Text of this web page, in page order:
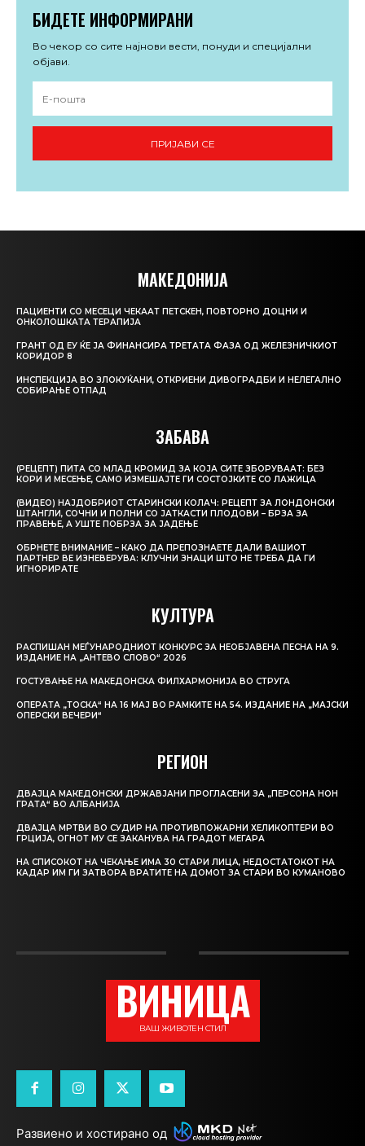
БИДЕТЕ ИНФОРМИРАНИ
Во чекор со сите најнови вести, понуди и специјални
објави.
ПРИЈАВИ СЕ
МАКЕДОНИЈА
ПАЦИЕНТИ СО МЕСЕЦИ ЧЕКААТ ПЕТСКЕН, ПОВТОРНО ДОЦНИ И
ОНКОЛОШКАТА ТЕРАПИЈА
ГРАНТ ОД ЕУ ЌЕ ЈА ФИНАНСИРА ТРЕТАТА ФАЗА ОД ЖЕЛЕЗНИЧКИОТ
КОРИДОР 8
ИНСПЕКЦИЈА ВО ЗЛОКУЌАНИ, ОТКРИЕНИ ДИВОГРАДБИ И НЕЛЕГАЛНО
СОБИРАЊЕ ОТПАД
ЗАБАВА
(РЕЦЕПТ) ПИТА СО МЛАД КРОМИД ЗА КОЈА СИТЕ ЗБОРУВААТ: БЕЗ
КОРИ И МЕСЕЊЕ, САМО ИЗМЕШАЈТЕ ГИ СОСТОЈКИТЕ СО ЛАЖИЦА
(ВИДЕО) НАЈДОБРИОТ СТАРИНСКИ КОЛАЧ: РЕЦЕПТ ЗА ЛОНДОНСКИ
ШТАНГЛИ, СОЧНИ И ПОЛНИ СО ЈАТКАСТИ ПЛОДОВИ – БРЗА ЗА
ПРАВЕЊЕ, А УШТЕ ПОБРЗА ЗА ЈАДЕЊЕ
ОБРНЕТЕ ВНИМАНИЕ – КАКО ДА ПРЕПОЗНАЕТЕ ДАЛИ ВАШИОТ
ПАРТНЕР ВЕ ИЗНЕВЕРУВА: КЛУЧНИ ЗНАЦИ ШТО НЕ ТРЕБА ДА ГИ
ИГНОРИРАТЕ
КУЛТУРА
РАСПИШАН МЕЃУНАРОДНИОТ КОНКУРС ЗА НЕОБЈАВЕНА ПЕСНА НА 9.
ИЗДАНИЕ НА „АНТЕВО СЛОВО“ 2026
ГОСТУВАЊЕ НА МАКЕДОНСКА ФИЛХАРМОНИЈА ВО СТРУГА
ОПЕРАТА „ТОСКА“ НА 16 МАЈ ВО РАМКИТЕ НА 54. ИЗДАНИЕ НА „МАЈСКИ
ОПЕРСКИ ВЕЧЕРИ“
РЕГИОН
ДВАЈЦА МАКЕДОНСКИ ДРЖАВЈАНИ ПРОГЛАСЕНИ ЗА „ПЕРСОНА НОН
ГРАТА“ ВО АЛБАНИЈА
ДВАЈЦА МРТВИ ВО СУДИР НА ПРОТИВПОЖАРНИ ХЕЛИКОПТЕРИ ВО
ГРЦИЈА, ОГНОТ МУ СЕ ЗАКАНУВА НА ГРАДОТ МЕГАРА
НА СПИСОКОТ НА ЧЕКАЊЕ ИМА 30 СТАРИ ЛИЦА, НЕДОСТАТОКОТ НА
КАДАР ИМ ГИ ЗАТВОРА ВРАТИТЕ НА ДОМОТ ЗА СТАРИ ВО КУМАНОВО
ВИНИЦА
ВАШ ЖИВОТЕН СТИЛ
Развиено и хостирано од